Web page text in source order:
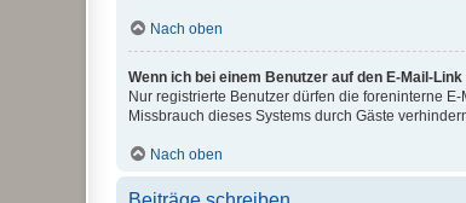
Nach oben
Wenn ich bei einem Benutzer auf den E-Mail-
Nur registrierte Benutzer dürfen die foreninterne
Missbrauch dieses Systems durch Gäste
Nach oben